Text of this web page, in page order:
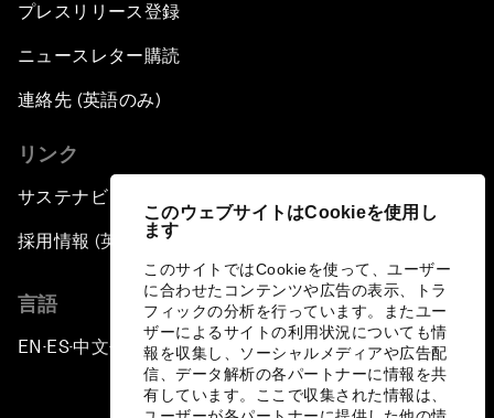
このウェブサイトはCookieを使用し
ます
このサイトではCookieを使って、ユーザー
に合わせたコンテンツや広告の表示、トラ
フィックの分析を行っています。またユー
ザーによるサイトの利用状況についても情
報を収集し、ソーシャルメディアや広告配
信、データ解析の各パートナーに情報を共
有しています。ここで収集された情報は、
プレスリリース登録
ニュースレター購読
連絡先 (英語のみ)
リンク
サステナビリティへの取り組み
採用情報 (英語のみ)
言語
EN ▪ ES▪中文▪ 日本語